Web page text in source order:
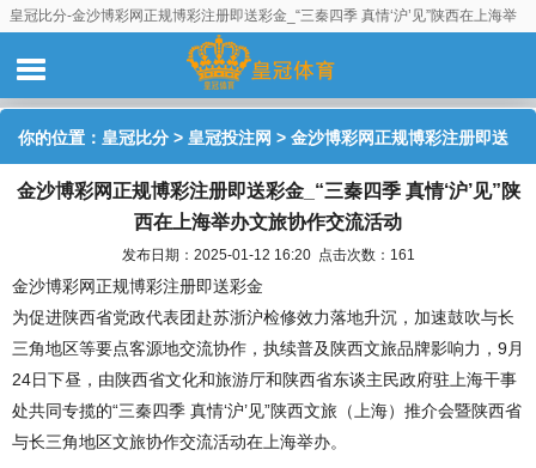
皇冠比分-金沙博彩网正规博彩注册即送彩金_“三秦四季 真情‘沪’见”陕西在上海举
你的位置： 皇冠比分 > 皇冠投注网 > 金沙博彩网正规博彩注册即送
彩金_“三秦四季 真情‘沪’见”陕西在上海举办文旅协作交流活动
金沙博彩网正规博彩注册即送彩金_“三秦四季 真情‘沪’见”陕
西在上海举办文旅协作交流活动
发布日期：2025-01-12 16:20 点击次数：161
金沙博彩网正规博彩注册即送彩金
为促进陕西省党政代表团赴苏浙沪检修效力落地升沉，加速鼓吹与长
三角地区等要点客源地交流协作，执续普及陕西文旅品牌影响力，9月
24日下昼，由陕西省文化和旅游厅和陕西省东谈主民政府驻上海干事
处共同专揽的“三秦四季 真情‘沪’见”陕西文旅（上海）推介会暨陕西省
与长三角地区文旅协作交流活动在上海举办。